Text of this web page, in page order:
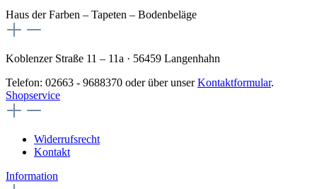
Haus der Farben – Tapeten – Bodenbeläge
Koblenzer Straße 11 – 11a · 56459 Langenhahn
Telefon: 02663 - 9688370 oder über unserKontaktformular.
Shopservice
Widerrufsrecht
Kontakt
Information